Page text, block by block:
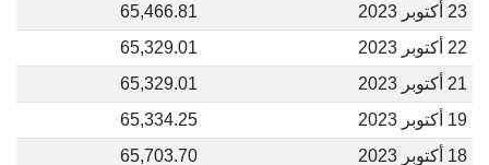
23 أكتوبر 2023
65,466.81
22 أكتوبر 2023
65,329.01
21 أكتوبر 2023
65,329.01
19 أكتوبر 2023
65,334.25
18 أكتوبر 2023
65,703.70